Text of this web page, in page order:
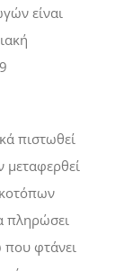
είναι
πιστωθεί
πληρώσει
φτάνει